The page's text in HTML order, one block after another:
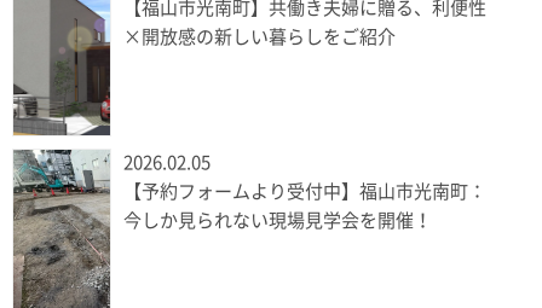
【福山市光南町】共働き夫婦に贈る、利便性
×開放感の新しい暮らしをご紹介
2026.02.05
【予約フォームより受付中】福山市光南町：
今しか見られない現場見学会を開催！